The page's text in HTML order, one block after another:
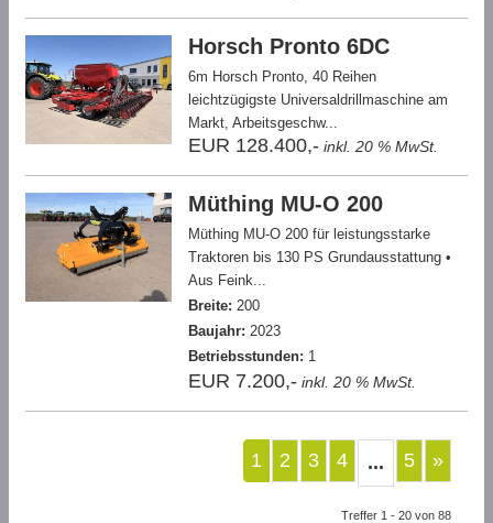
Horsch Pronto 6DC
6m Horsch Pronto, 40 Reihen
leichtzügigste Universaldrillmaschine am
Markt, Arbeitsgeschw...
EUR 128.400,- inkl. 20 % MwSt.
Müthing MU-O 200
Müthing MU-O 200 für leistungsstarke
Traktoren bis 130 PS Grundausstattung •
Aus Feink...
Breite: 200
Baujahr: 2023
Betriebsstunden: 1
EUR 7.200,- inkl. 20 % MwSt.
1 2 3 4 ... 5 »
Treffer 1 - 20 von 88